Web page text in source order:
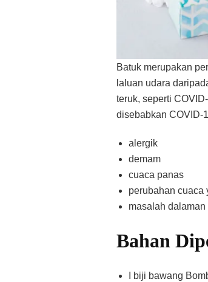
Batuk merupakan
laluan udara
teruk, seperti
disebabkan COVID-
alergik
demam
cuaca panas
perubahan cuaca
masalah dalaman
Bahan
I biji bawang